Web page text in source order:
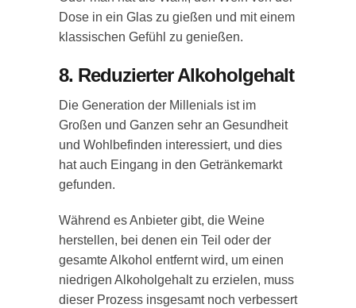
Dose in ein Glas zu gießen und mit einem
klassischen Gefühl zu genießen.
8. Reduzierter Alkoholgehalt
Die Generation der Millenials ist im
Großen und Ganzen sehr an Gesundheit
und Wohlbefinden interessiert, und dies
hat auch Eingang in den Getränkemarkt
gefunden.
Während es Anbieter gibt, die Weine
herstellen, bei denen ein Teil oder der
gesamte Alkohol entfernt wird, um einen
niedrigen Alkoholgehalt zu erzielen, muss
dieser Prozess insgesamt noch verbessert